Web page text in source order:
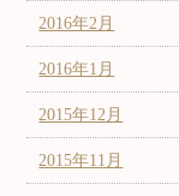
2016年2月
2016年1月
2015年12月
2015年11月